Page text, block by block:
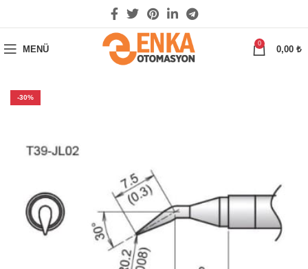
MENÜ
0
0,00 ₺
-30%